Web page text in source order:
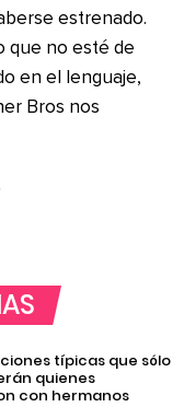
estrenado.
que no esté de
en el lenguaje,
Bros nos
típicas que sólo
quienes
con hermanos